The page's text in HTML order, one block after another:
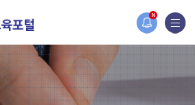
N
개편되었습니다.
원홈페이지가 새롭게 개설되었습니다.